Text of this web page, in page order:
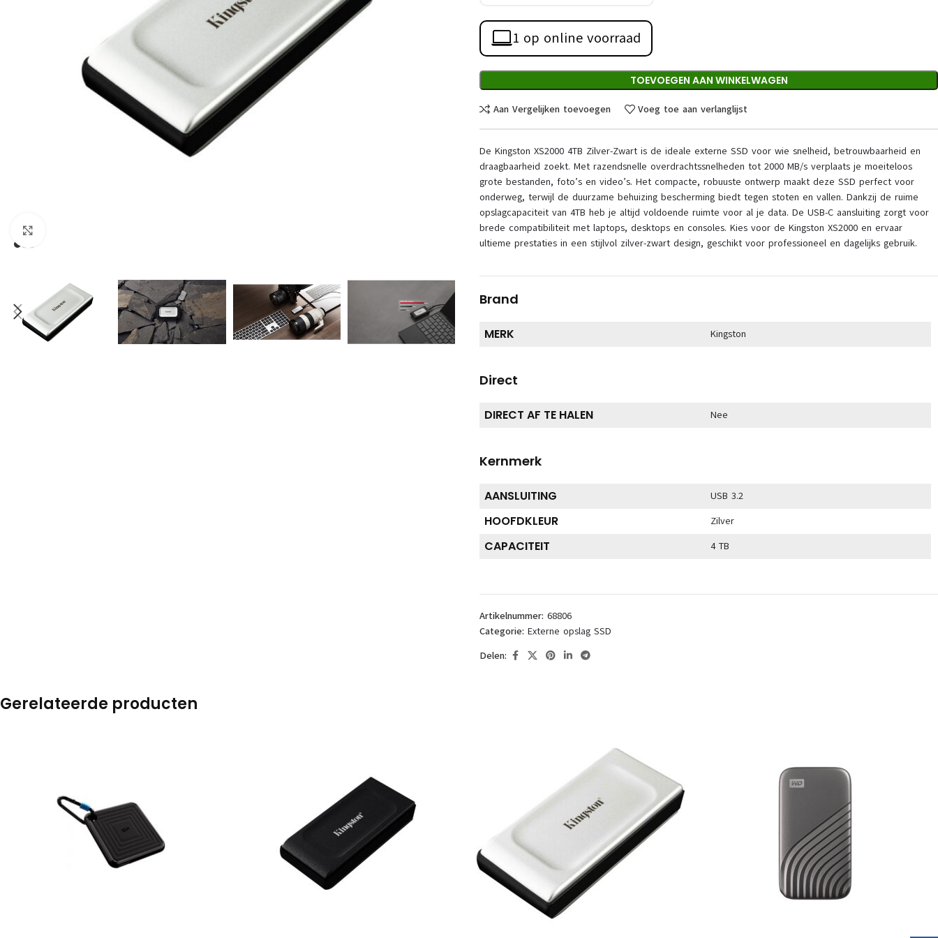
1 op online voorraad
TOEVOEGEN AAN WINKELWAGEN
Aan Vergelijken toevoegen Voeg toe aan verlanglijst
De Kingston XS2000 4TB Zilver-Zwart is de ideale externe SSD voor wie snelheid, betrouwbaarheid en
draagbaarheid zoekt. Met razendsnelle overdrachtssnelheden tot 2000 MB/s verplaats je moeiteloos
grote bestanden, foto’s en video’s. Het compacte, robuuste ontwerp maakt deze SSD perfect voor
onderweg, terwijl de duurzame behuizing bescherming biedt tegen stoten en vallen. Dankzij de ruime
opslagcapaciteit van 4TB heb je altijd voldoende ruimte voor al je data. De USB-C aansluiting zorgt voor
brede compatibiliteit met laptops, desktops en consoles. Kies voor de Kingston XS2000 en ervaar
ultieme prestaties in een stijlvol zilver-zwart design, geschikt voor professioneel en dagelijks gebruik.
Brand
MERK Kingston
Direct
DIRECT AF TE HALEN Nee
Kernmerk
AANSLUITING USB 3.2
HOOFDKLEUR Zilver
CAPACITEIT 4 TB
Artikelnummer: 68806
Categorie: Externe opslag SSD
Delen:
Gerelateerde producten